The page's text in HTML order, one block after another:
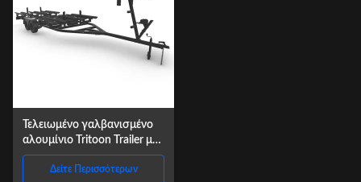
Τελειωμένο γαλβανισμένο
αλουμίνιο Tritoon Trailer με
ακτινικό ελαστικό
Δείτε Περισσότερων